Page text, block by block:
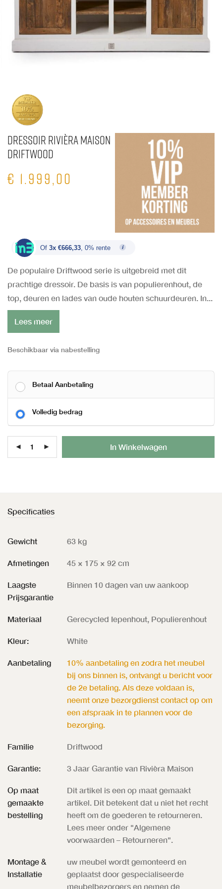
Dressoir Rivièra Maison
Driftwood
€ 1.999,00
Of 3x €666,33 , 0% rente
De populaire Driftwood serie is uitgebreid met dit
prachtige dressoir. De basis is van populierenhout, de
top, deuren en lades van oude houten schuurdeuren. In...
Lees meer
Beschikbaar via nabestelling
Betaal Aanbetaling
Volledig bedrag
In Winkelwagen
Specificaties
Gewicht 63 kg
Afmetingen 45 × 175 × 92 cm
Laagste
Prijsgarantie
Binnen 10 dagen van uw aankoop
Materiaal Gerecycled Iepenhout, Populierenhout
Kleur: White
Aanbetaling
10% aanbetaling en zodra het meubel
bij ons binnen is, ontvangt u bericht voor
de 2e betaling. Als deze voldaan is,
neemt onze bezorgdienst contact op om
een afspraak in te plannen voor de
bezorging.
Familie Driftwood
Garantie: 3 Jaar Garantie van Rivièra Maison
Op maat
gemaakte
bestelling
Dit artikel is een op maat gemaakt
artikel. Dit betekent dat u niet het recht
heeft om de goederen te retourneren.
Lees meer onder "Algemene
voorwaarden – Retourneren".
Montage &
Installatie
uw meubel wordt gemonteerd en
geplaatst door gespecialiseerde
meubelbezorgers en nemen de